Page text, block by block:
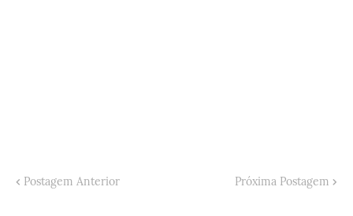
Postagem Anterior Próxima Postagem